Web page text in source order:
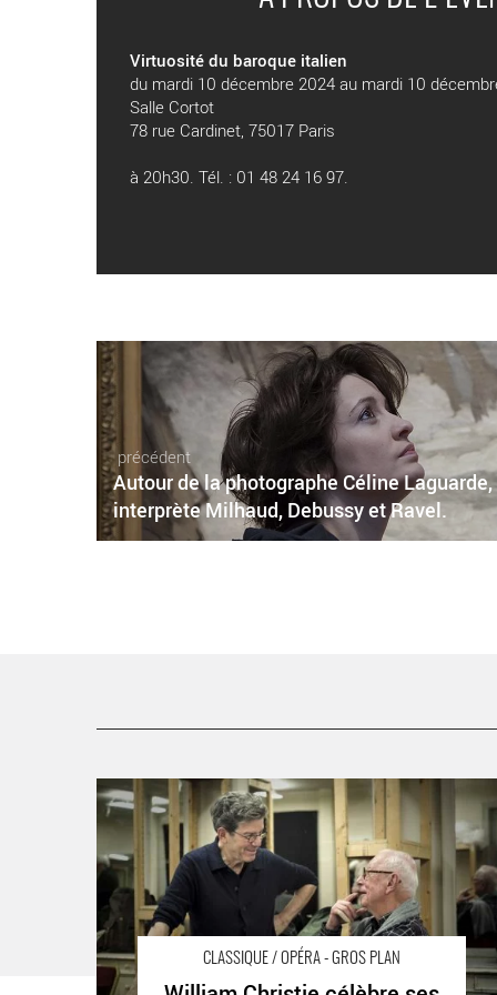
Virtuosité du baroque italien
du mardi 10 décembre 2024 au mardi 10
Salle Cortot
78 rue Cardinet, 75017 Paris
à 20h30. Tél. : 01 48 24 16 97.
précédent
Autour de la photographe Céline
interprète Milhaud, Debussy et Ravel.
CLASSIQUE / OPÉRA - GROS PLAN
William Christie célèbre ses quatre-vingts ans avec une
nouvelle production des Fêtes d’Hébé de Rameau,
en scène par Robert Carsen - Critique sortie Classique
Opéra Paris Opéra Comique